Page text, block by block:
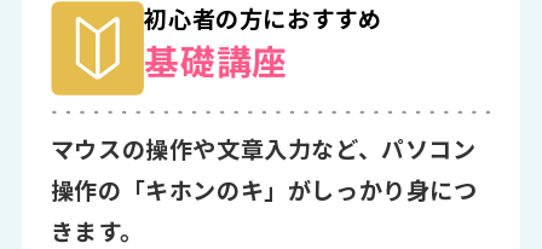
初心者の方におすすめ
基礎講座
マウスの操作や文章入力など、パソコン
操作の「キホンのキ」がしっかり身につ
きます。